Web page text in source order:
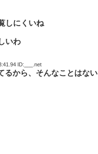
しにくいね
いわ
ID:___.net
るから、そんなことはない